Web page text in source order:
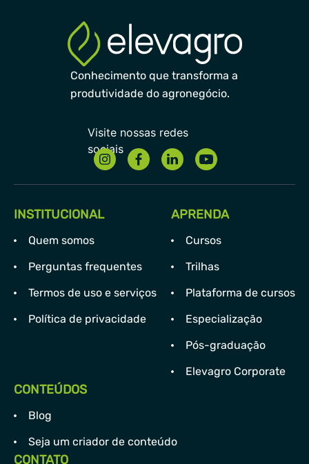
Conhecimento que transforma a
produtividade do agronegócio.
INSTITUCIONAL
Quem somos
Perguntas frequentes
Termos de uso e serviços
Política de privacidade
APRENDA
Cursos
Trilhas
Plataforma de cursos
Especialização
Pós-graduação
Elevagro Corporate
CONTEÚDOS
Blog
Seja um criador de conteúdo
CONTATO